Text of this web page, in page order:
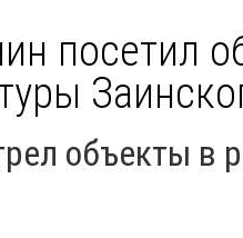
посетил
объекты в